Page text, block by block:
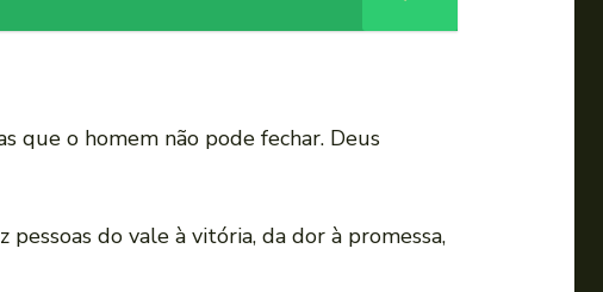
que o homem não pode fechar. Deus
do vale à vitória, da dor à promessa,